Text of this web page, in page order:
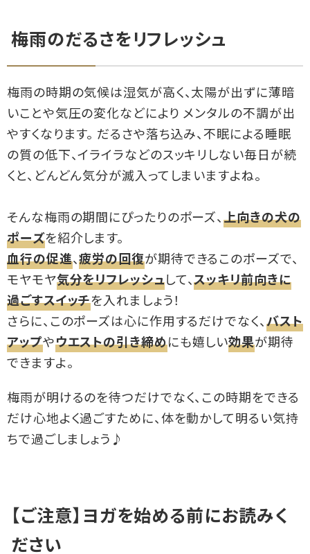
梅雨のだるさをリフレッシュ
梅雨の時期の気候は湿気が高く、太陽が出ずに薄暗
いことや気圧の変化などにより メンタルの不調が出
やすくなります。 だるさや落ち込み、不眠による睡眠
の質の低下、イライラなどのスッキリしない毎日が続
くと、どんどん気分が滅入ってしまいますよね。
そんな梅雨の期間にぴったりのポーズ、上向きの犬の
ポーズを紹介します。
血行の促進、疲労の回復が期待できるこのポーズで、
モヤモヤ気分をリフレッシュして、スッキリ前向きに
過ごすスイッチを入れましょう！
さらに、このポーズは心に作用するだけでなく、 バスト
アップやウエストの引き締めにも嬉しい効果が期待
できますよ。
梅雨が明けるのを待つだけでなく、この時期をできる
だけ心地よく過ごすために、体を動かして明るい気持
ちで過ごしましょう♪
【ご注意】ヨガを始める前にお読みく
ださい